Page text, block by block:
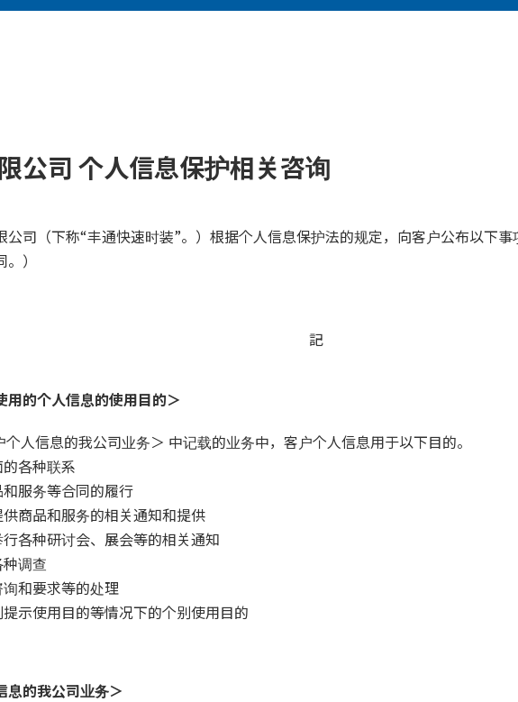
公司 个人信息保护相关咨询
公司（下称“丰通快速时装”。）根据个人信息保护法的规定，向客户公布以下
）
記
用的个人信息的使用目的＞
人信息的我公司业务＞ 中记载的业务中，客户个人信息用于以下目的。
各种联系
服务等合同的履行
商品和服务的相关通知和提供
各种研讨会、展会等的相关通知
调查
和要求等的处理
示使用目的等情况下的个别使用目的
息的我公司业务＞